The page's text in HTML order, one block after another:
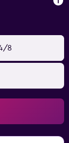
con canales
limpieza todos
En el
de piscina
incluyen
las actividades
abajo en las
que se
8